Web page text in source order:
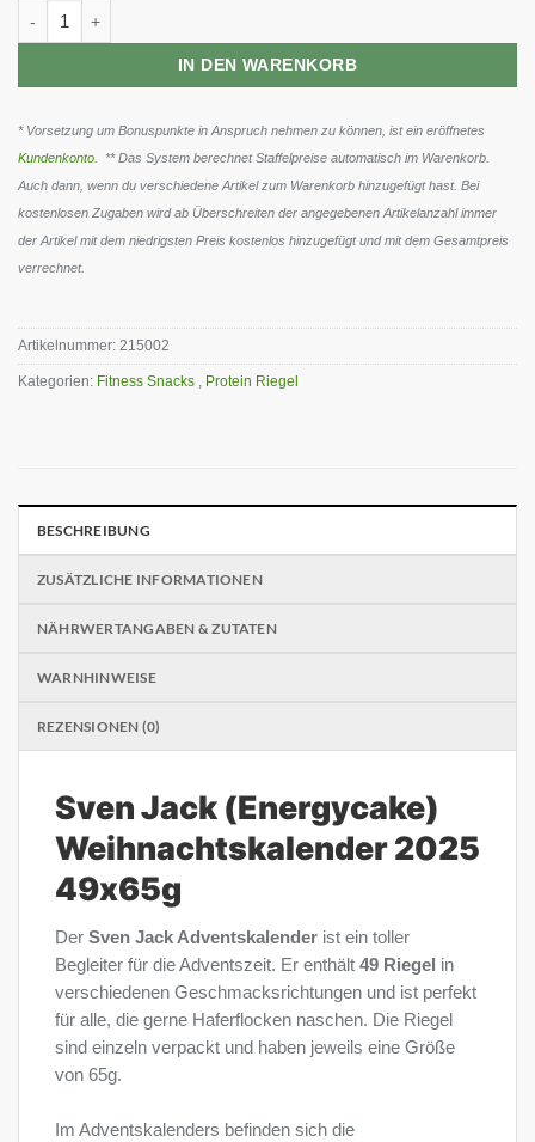
Sven Jack (Energycake) Weihnachtskalender 2025 49x65g Menge
IN DEN WARENKORB
* Vorsetzung um Bonuspunkte in Anspruch nehmen zu können, ist ein eröffnetes
Kundenkonto . ** Das System berechnet Staffelpreise automatisch im Warenkorb.
Auch dann, wenn du verschiedene Artikel zum Warenkorb hinzugefügt hast. Bei
kostenlosen Zugaben wird ab Überschreiten der angegebenen Artikelanzahl immer
der Artikel mit dem niedrigsten Preis kostenlos hinzugefügt und mit dem Gesamtpreis
verrechnet.
Artikelnummer: 215002
Kategorien: Fitness Snacks , Protein Riegel
BESCHREIBUNG
ZUSÄTZLICHE INFORMATIONEN
NÄHRWERTANGABEN & ZUTATEN
WARNHINWEISE
REZENSIONEN (0)
Sven Jack (Energycake)
Weihnachtskalender 2025
49x65g
Der Sven Jack Adventskalender ist ein toller
Begleiter für die Adventszeit. Er enthält 49 Riegel in
verschiedenen Geschmacksrichtungen und ist perfekt
für alle, die gerne Haferflocken naschen. Die Riegel
sind einzeln verpackt und haben jeweils eine Größe
von 65g.
Im Adventskalenders befinden sich die